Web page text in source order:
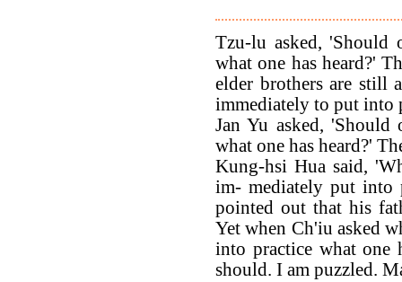
Tzu-lu asked, 'Should
what one has heard?'
elder brothers are still
immediately to put into
Jan Yu asked,
what one has heard?'
Kung-hsi Hua said,
im- mediately put into
pointed out that his
Yet when Ch'iu asked
into practice what one
should. I am puzzled.